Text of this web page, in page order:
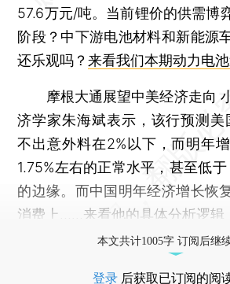
57.6万元/吨。当前锂价的供需博
阶段？中下游电池材料和新能源
还乐观吗？来看我们本期动力电
摩根大通展望中美经济走向
济学家朱海斌表示，该行预测
不出意外料在2%以下，而明年
1.75%左右的正常水平，甚至低
的边缘。而中国明年经济增长恢
消费上…… 来看他的具体分析逻辑
本文共计1005字 订阅后继
登录 后获取已订阅的阅